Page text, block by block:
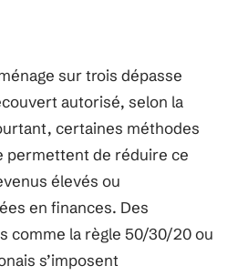
sur trois dépasse
autorisé, selon la
certaines méthodes
permettent de réduire ce
élevés ou
en finances. Des
comme la règle 50/30/20 ou
s’imposent